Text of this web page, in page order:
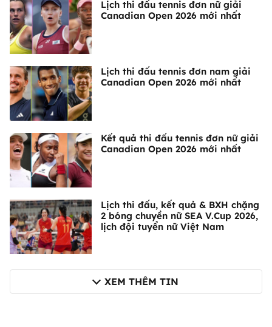
Lịch thi đấu tennis đơn nữ giải
Canadian Open 2026 mới nhất
Lịch thi đấu tennis đơn nam giải
Canadian Open 2026 mới nhất
Kết quả thi đấu tennis đơn nữ giải
Canadian Open 2026 mới nhất
Lịch thi đấu, kết quả & BXH chặng
2 bóng chuyền nữ SEA V.Cup 2026,
lịch đội tuyển nữ Việt Nam
XEM THÊM TIN